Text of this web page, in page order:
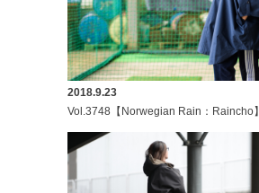
2018.9.23
Vol.3748【Norwegian Rain：Raincho】